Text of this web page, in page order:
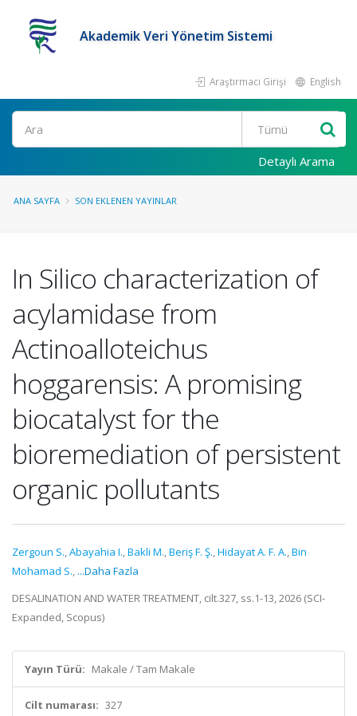
Akademik Veri Yönetim Sistemi
Araştırmacı Girişi English
Ara
Detaylı Arama
ANA SAYFA SON EKLENEN YAYINLAR
In Silico characterization of
acylamidase from
Actinoalloteichus
hoggarensis: A promising
biocatalyst for the
bioremediation of persistent
organic pollutants
Zergoun S.,Abayahia I.,Bakli M.,Beriş F. Ş.,Hidayat A. F. A.,Bin
Mohamad S., ...Daha Fazla
DESALINATION AND WATER TREATMENT, cilt.327, ss.1-13, 2026 (SCI-
Expanded, Scopus)
Yayın Türü: Makale / Tam Makale
Cilt numarası: 327